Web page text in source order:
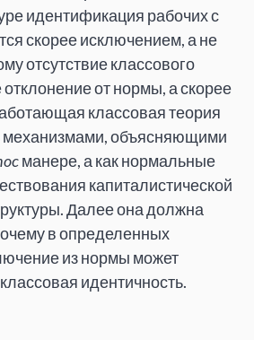
идентификация рабочих с
скорее исключением, а не
отсутствие классового
от нормы, а скорее
классовая теория
механизмами, объясняющими
манере, а как нормальные
капиталистической
Далее она должна
в определенных
из нормы может
идентичность.